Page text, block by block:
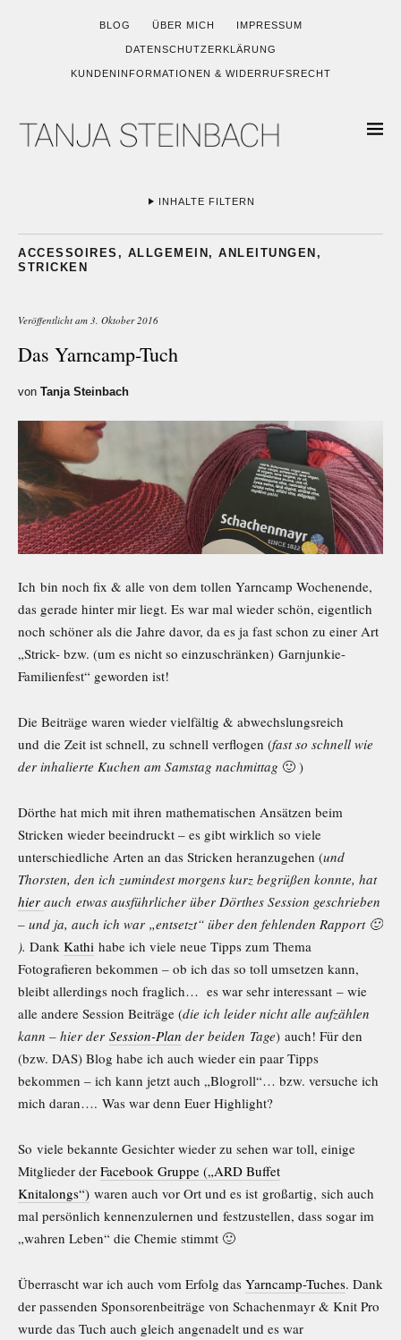
BLOG ÜBER MICH IMPRESSUM
DATENSCHUTZERKLÄRUNG
KUNDENINFORMATIONEN & WIDERRUFSRECHT
INHALTE FILTERN
ACCESSOIRES , ALLGEMEIN , ANLEITUNGEN ,
STRICKEN
Veröffentlicht am 3. Oktober 2016
Das Yarncamp-Tuch
von Tanja Steinbach
Ich bin noch fix & alle von dem tollen Yarncamp Wochenende,
das gerade hinter mir liegt. Es war mal wieder schön, eigentlich
noch schöner als die Jahre davor, da es ja fast schon zu einer Art
„Strick- bzw. (um es nicht so einzuschränken) Garnjunkie-
Familienfest“ geworden ist!
Die Beiträge waren wieder vielfältig & abwechslungsreich
und die Zeit ist schnell, zu schnell verflogen (fast so schnell wie
der inhalierte Kuchen am Samstag nachmittag 🙂 )
Dörthe hat mich mit ihren mathematischen Ansätzen beim
Stricken wieder beeindruckt – es gibt wirklich so viele
unterschiedliche Arten an das Stricken heranzugehen (und
Thorsten, den ich zumindest morgens kurz begrüßen konnte, hat
hier auch etwas ausführlicher über Dörthes Session geschrieben
– und ja, auch ich war „entsetzt“ über den fehlenden Rapport 🙂
). Dank Kathi habe ich viele neue Tipps zum Thema
Fotografieren bekommen – ob ich das so toll umsetzen kann,
bleibt allerdings noch fraglich… es war sehr interessant – wie
alle andere Session Beiträge (die ich leider nicht alle aufzählen
kann – hier der Session-Plan der beiden Tage) auch! Für den
(bzw. DAS) Blog habe ich auch wieder ein paar Tipps
bekommen – ich kann jetzt auch „Blogroll“… bzw. versuche ich
mich daran…. Was war denn Euer Highlight?
So viele bekannte Gesichter wieder zu sehen war toll, einige
Mitglieder der Facebook Gruppe („ARD Buffet
Knitalongs“) waren auch vor Ort und es ist großartig, sich auch
mal persönlich kennenzulernen und festzustellen, dass sogar im
„wahren Leben“ die Chemie stimmt 🙂
Überrascht war ich auch vom Erfolg das Yarncamp-Tuches. Dank
der passenden Sponsorenbeiträge von Schachenmayr & Knit Pro
wurde das Tuch auch gleich angenadelt und es war